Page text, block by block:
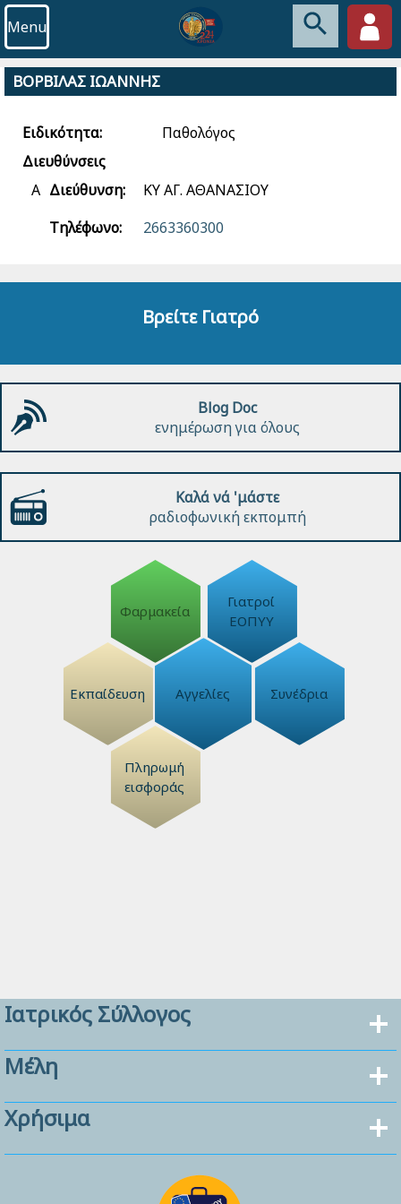
Menu
ΒΟΡΒΙΛΑΣ ΙΩΑΝΝΗΣ
Ειδικότητα:
Παθολόγος
Διευθύνσεις
Α Διεύθυνση:
ΚΥ ΑΓ. ΑΘΑΝΑΣΙΟΥ
Τηλέφωνο:
2663360300
Βρείτε Γιατρό
Blog Doc
ενημέρωση για όλους
Καλά νά 'μάστε
ραδιοφωνική εκπομπή
Φαρμακεία
Γιατροί
ΕΟΠΥΥ
Εκπαίδευση Αγγελίες Συνέδρια
Πληρωμή
εισφοράς
Ιατρικός Σύλλογος
Μέλη
Χρήσιμα